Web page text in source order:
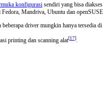
konfigurasi sendiri yang bisa
Mandriva, Ubuntu dan
driver mungkin hanya tersedia di
printing dan scanning alat[17].